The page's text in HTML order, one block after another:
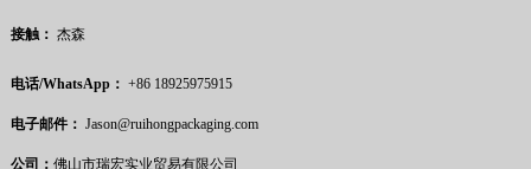
接触： 杰森
电话/WhatsApp： +86 18925975915
电子邮件： Jason@ruihongpackaging.com
公司： 佛山市瑞宏实业贸易有限公司